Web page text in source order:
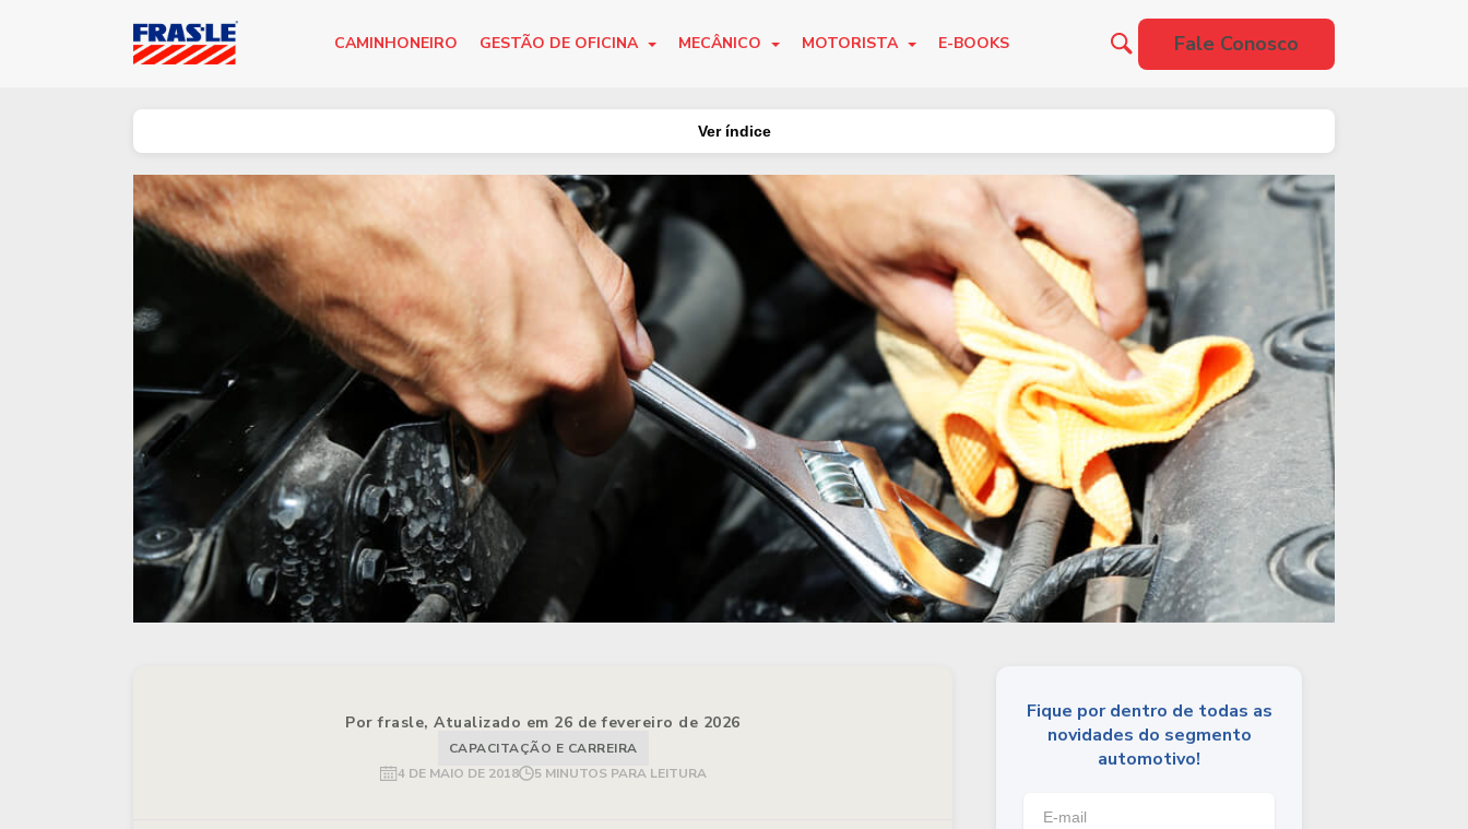
CAMINHONEIRO GESTÃO DE OFICINA MECÂNICO MOTORISTA E-BOOKS Fale Conosco
Ver índice
Por frasle, Atualizado em 26 de fevereiro de 2026
CAPACITAÇÃO E CARREIRA
4 DE MAIO DE 2018
5 MINUTOS PARA LEITURA
Fique por dentro de todas as
novidades do segmento
automotivo!